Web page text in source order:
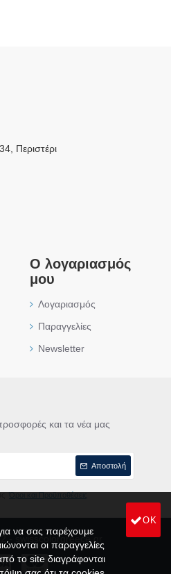
Περιστέρι
Ο λογαριασμός
μου
Λογαριασμός
Παραγγελίες
Newsletter
και τα νέα μας
Αποστολή
Όροι και Προϋποθέσεις
- swisscolorgreece.gr
OK
να σας παρέχουμε
οι παραγγελίες
το site διαγράφονται